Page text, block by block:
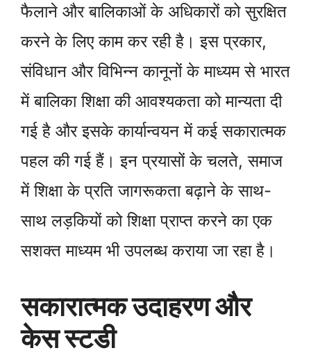
फैलाने और बालिकाओं के अधिकारों को सुरक्षित
करने के लिए काम कर रही है। इस प्रकार,
संविधान और विभिन्न कानूनों के माध्यम से भारत
में बालिका शिक्षा की आवश्यकता को मान्यता दी
गई है और इसके कार्यान्वयन में कई सकारात्मक
पहल की गई हैं। इन प्रयासों के चलते, समाज
में शिक्षा के प्रति जागरूकता बढ़ाने के साथ-
साथ लड़कियों को शिक्षा प्राप्त करने का एक
सशक्त माध्यम भी उपलब्ध कराया जा रहा है।
सकारात्मक उदाहरण और
केस स्टडी